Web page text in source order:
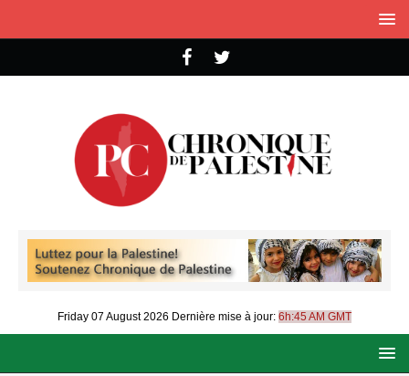
Friday 07 August 2026 Dernière mise à jour: 6h:45 AM GMT